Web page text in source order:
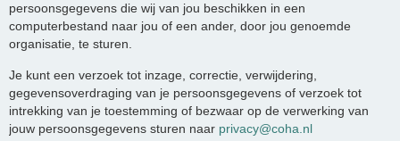
persoonsgegevens die wij van jou beschikken in een
computerbestand naar jou of een ander, door jou genoemde
organisatie, te sturen.
Je kunt een verzoek tot inzage, correctie, verwijdering,
gegevensoverdraging van je persoonsgegevens of verzoek tot
intrekking van je toestemming of bezwaar op de verwerking van
jouw persoonsgegevens sturen naar privacy@coha.nl